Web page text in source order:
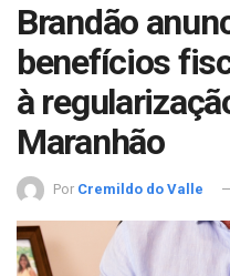
Brandão
benefícios
à
Maranhão
Por Cremildo do Valle